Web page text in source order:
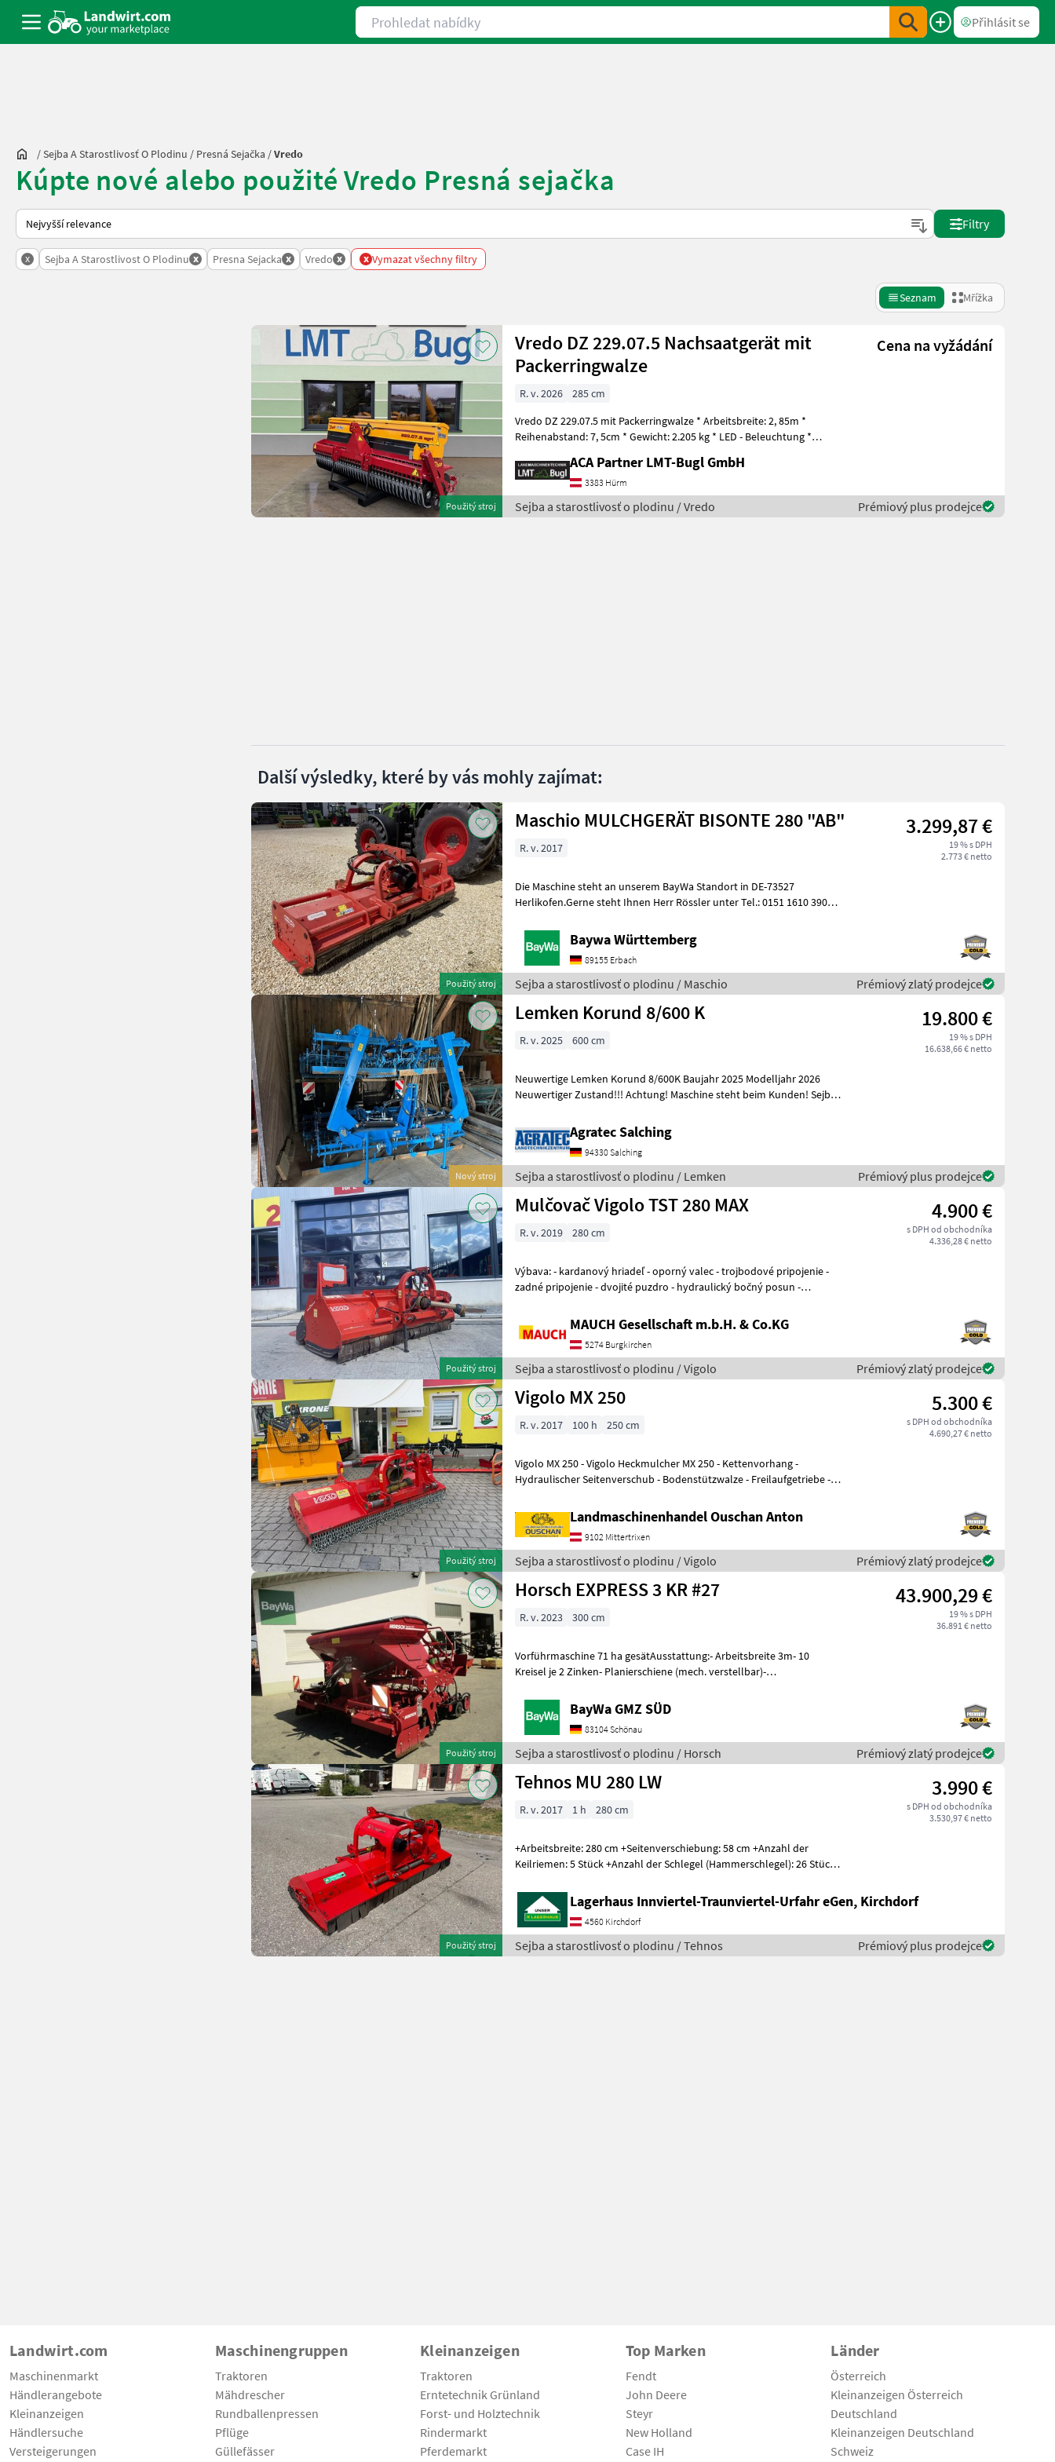
Prohledat nabídky
Přihlásit se
/Sejba A Starostlivosť O Plodinu / Presná Sejačka /Vredo
Kúpte nové alebo použité Vredo Presná sejačka
Takto se řadí nabídky na Landwirt.com
Filtry
x Sejba A Starostlivost O Plodinu x Presna Sejacka x Vredo x x Vymazat všechny filtry
Seznam Mřížka
Použitý stroj
Vredo DZ 229.07.5 Nachsaatgerät mit
Packerringwalze
Cena na vyžádání
R. v. 2026
285 cm
Vredo DZ 229.07.5 mit Packerringwalze * Arbeitsbreite: 2, 85m *
Reihenabstand: 7, 5cm * Gewicht: 2.205 kg * LED - Beleuchtung *
ACA Partner LMT-Bugl GmbH
3383 Hürm
Sejba a starostlivosť o plodinu / Vredo Prémiový plus prodejce
Další výsledky, které by vás mohly zajímat:
Použitý stroj
Maschio MULCHGERÄT BISONTE 280 "AB" 3.299,87 €
19 % s DPH
2.773 € netto
R. v. 2017
Die Maschine steht an unserem BayWa Standort in DE-73527
Herlikofen.Gerne steht Ihnen Herr Rössler unter Tel.: 0151 1610 3908
Baywa Württemberg
89155 Erbach
Sejba a starostlivosť o plodinu / Maschio Prémiový zlatý prodejce
Nový stroj
Lemken Korund 8/600 K 19.800 €
19 % s DPH
16.638,66 € netto
R. v. 2025 600 cm
Neuwertige Lemken Korund 8/600K Baujahr 2025 Modelljahr 2026
Neuwertiger Zustand!!! Achtung! Maschine steht beim Kunden! Sejba
Agratec Salching
94330 Salching
Sejba a starostlivosť o plodinu / Lemken Prémiový plus prodejce
Použitý stroj
Mulčovač Vigolo TST 280 MAX 4.900 €
s DPH od obchodníka
4.336,28 € netto
R. v. 2019 280 cm
Výbava: - kardanový hriadeľ - oporný valec - trojbodové pripojenie -
zadné pripojenie - dvojité puzdro - hydraulický bočný posun -
MAUCH Gesellschaft m.b.H. & Co.KG
5274 Burgkirchen
Sejba a starostlivosť o plodinu / Vigolo Prémiový zlatý prodejce
Použitý stroj
Vigolo MX 250 5.300 €
s DPH od obchodníka
4.690,27 € netto
R. v. 2017 100 h 250 cm
Vigolo MX 250 - Vigolo Heckmulcher MX 250 - Kettenvorhang -
Hydraulischer Seitenverschub - Bodenstützwalze - Freilaufgetriebe -
Landmaschinenhandel Ouschan Anton
9102 Mittertrixen
Sejba a starostlivosť o plodinu / Vigolo Prémiový zlatý prodejce
Použitý stroj
Horsch EXPRESS 3 KR #27 43.900,29 €
19 % s DPH
36.891 € netto
R. v. 2023 300 cm
Vorführmaschine 71 ha gesätAusstattung:- Arbeitsbreite 3m- 10
Kreisel je 2 Zinken- Planierschiene (mech. verstellbar)-
BayWa GMZ SÜD
83104 Schönau
Sejba a starostlivosť o plodinu / Horsch Prémiový zlatý prodejce
Použitý stroj
Tehnos MU 280 LW 3.990 €
s DPH od obchodníka
3.530,97 € netto
R. v. 2017 1 h 280 cm
+Arbeitsbreite: 280 cm +Seitenverschiebung: 58 cm +Anzahl der
Keilriemen: 5 Stück +Anzahl der Schlegel (Hammerschlegel): 26 Stück
Lagerhaus Innviertel-Traunviertel-Urfahr eGen, Kirchdorf
4560 Kirchdorf
Sejba a starostlivosť o plodinu / Tehnos Prémiový plus prodejce
Landwirt.com
Maschinenmarkt
Händlerangebote
Kleinanzeigen
Händlersuche
Versteigerungen
Maschinengruppen
Traktoren
Mähdrescher
Rundballenpressen
Pflüge
Güllefässer
Kleinanzeigen
Traktoren
Erntetechnik Grünland
Forst- und Holztechnik
Rindermarkt
Pferdemarkt
Top Marken
Fendt
John Deere
Steyr
New Holland
Case IH
Länder
Österreich
Kleinanzeigen Österreich
Deutschland
Kleinanzeigen Deutschland
Schweiz